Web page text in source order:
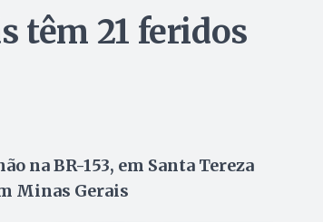
têm 21 feridos
na BR-153, em Santa Tereza
Minas Gerais